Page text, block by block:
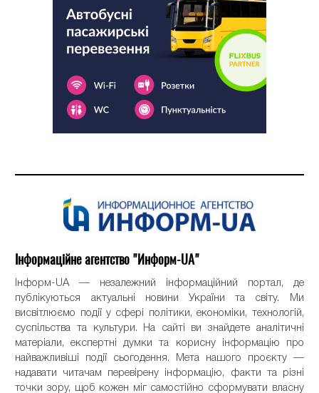
Інформаційне агентство "Информ-UA"
Інформ-UA — незалежний інформаційний портал, де
публікуються актуальні новини України та світу. Ми
висвітлюємо події у сфері політики, економіки, технологій,
суспільства та культури. На сайті ви знайдете аналітичні
матеріали, експертні думки та корисну інформацію про
найважливіші події сьогодення. Мета нашого проєкту —
надавати читачам перевірену інформацію, факти та різні
точки зору, щоб кожен міг самостійно сформувати власну